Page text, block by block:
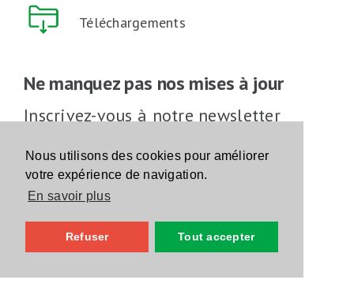
Nous utilisons des cookies pour améliorer
votre expérience de navigation.
En savoir plus
Refuser Tout accepter
Téléchargements
Ne manquez pas nos mises à jour
Inscrivez-vous à notre newsletter
Inscrivez-vous
Suivez-nous sur les réseaux sociaux